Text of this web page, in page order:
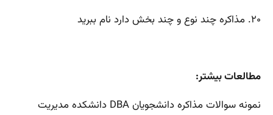
۲۰. مذاکره چند نوع و چند بخش دارد نام ببرید
مطالعات بیشتر:
نمونه سوالات مذاکره دانشجویان DBA دانشکده مدیریت